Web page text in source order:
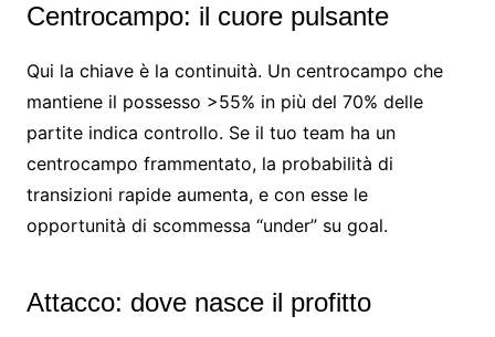
Centrocampo: il cuore pulsante
Qui la chiave è la continuità. Un centrocampo che
mantiene il possesso >55% in più del 70% delle
partite indica controllo. Se il tuo team ha un
centrocampo frammentato, la probabilità di
transizioni rapide aumenta, e con esse le
opportunità di scommessa “under” su goal.
Attacco: dove nasce il profitto